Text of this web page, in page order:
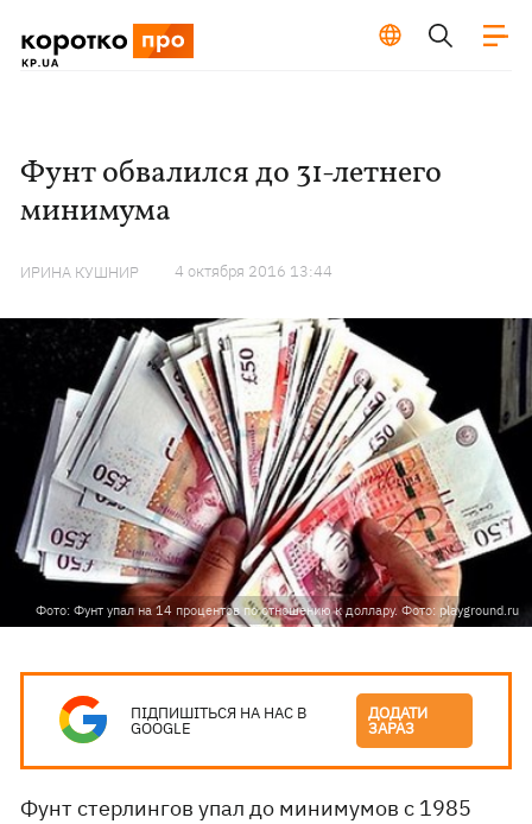
Фунт обвалился до 31-летнего
минимума
ИРИНА КУШНИР 4 октября 2016 13:44
Фото: Фунт упал на 14 процентов по отношению к доллару. Фото: playground.ru
ПІДПИШІТЬСЯ НА НАС В
GOOGLE
ДОДАТИ
ЗАРАЗ
Фунт стерлингов упал до минимумов с 1985